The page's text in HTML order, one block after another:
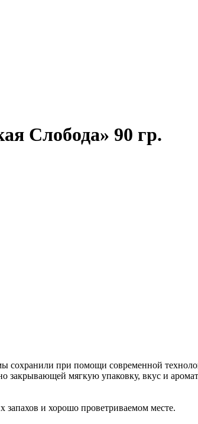
Слобода» 90 гр.
сохранили при помощи современной
закрывающей мягкую упаковку, вкус и
запахов и хорошо проветриваемом месте.